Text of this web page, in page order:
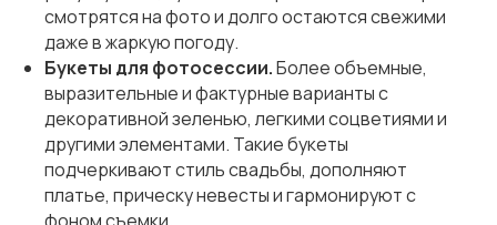
смотрятся на фото и долго остаются свежими
даже в жаркую погоду.
Букеты для фотосессии.Более объемные,
выразительные и фактурные варианты с
декоративной зеленью, легкими соцветиями и
другими элементами. Такие букеты
подчеркивают стиль свадьбы, дополняют
платье, прическу невесты и гармонируют с